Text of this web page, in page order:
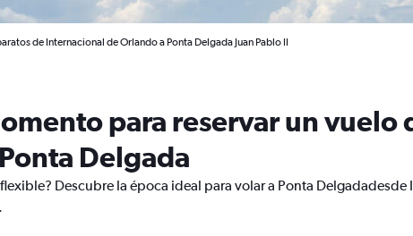
de Internacional de Orlando a Ponta Delgada Juan Pablo II
para reservar un vuelo
Delgada
Descubre la época ideal para volar a Ponta